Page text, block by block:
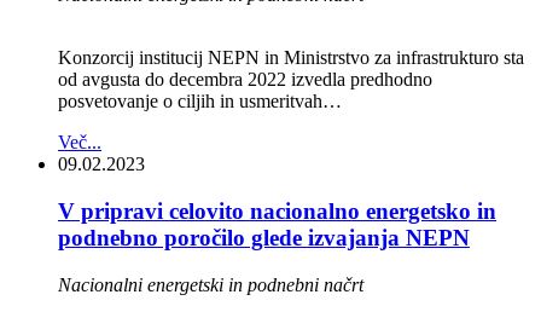
Konzorcij institucij NEPN in Ministrstvo za infrastrukturo sta
od avgusta do decembra 2022 izvedla predhodno
posvetovanje o ciljih in usmeritvah…
Več...
09.02.2023
V pripravi celovito nacionalno energetsko in
podnebno poročilo glede izvajanja NEPN
Nacionalni energetski in podnebni načrt